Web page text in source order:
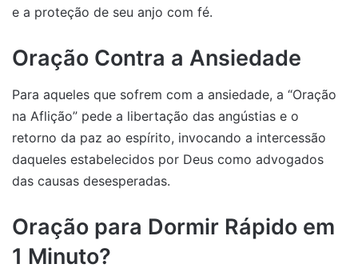
e a proteção de seu anjo com fé.
Oração Contra a Ansiedade
Para aqueles que sofrem com a ansiedade, a “Oração
na Aflição” pede a libertação das angústias e o
retorno da paz ao espírito, invocando a intercessão
daqueles estabelecidos por Deus como advogados
das causas desesperadas.
Oração para Dormir Rápido em
1 Minuto?